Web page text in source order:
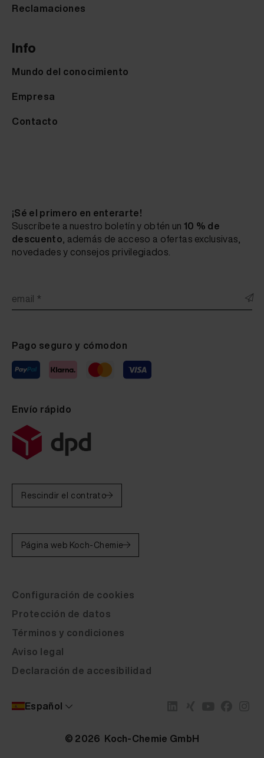
Popularidad
Recomendación
Marca
COLOURLOCK
Reclamaciones
Info
Mundo del conocimiento
Empresa
Contacto
¡Sé el primero en enterarte!
Suscríbete a nuestro boletín y obtén un 10 % de
descuento, además de acceso a ofertas exclusivas,
novedades y consejos privilegiados.
email *
Pago seguro y cómodon
Envío rápido
Rescindir el contrato
Página web Koch-Chemie
Español
© 2026 Koch-Chemie GmbH
Configuración de cookies
Protección de datos
Términos y condiciones
Aviso legal
Declaración de accesibilidad